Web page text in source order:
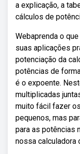
a explicação, a
cálculos de
Webaprenda o
suas aplicações
potenciação da
potências de
é o expoente.
multiplicadas
muito fácil fazer
pequenos, mas
para as potências
nossa calculadora